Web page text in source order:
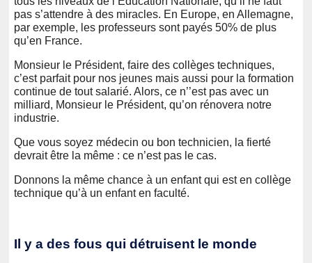
pas s’attendre à des miracles. En Europe, en Allemagne,
par exemple, les professeurs sont payés 50% de plus
qu’en France.
Monsieur le Président, faire des collèges techniques,
c’est parfait pour nos jeunes mais aussi pour la formation
continue de tout salarié. Alors, ce n’’est pas avec un
milliard, Monsieur le Président, qu’on rénovera notre
industrie.
Que vous soyez médecin ou bon technicien, la fierté
devrait être la même : ce n’est pas le cas.
Donnons la même chance à un enfant qui est en collège
technique qu’à un enfant en faculté.
Il y a des fous qui détruisent le monde